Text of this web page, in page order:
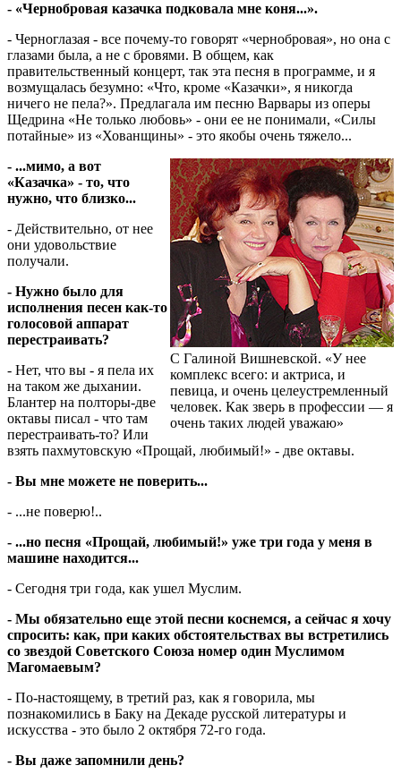
- «Чернобровая казачка подковала мне коня...».
- Черноглазая - все почему-то говорят «чернобровая», но она с
глазами была, а не с бровями. В общем, как
правительственный концерт, так эта песня в программе, и я
возмущалась безумно: «Что, кроме «Казачки», я никогда
ничего не пела?». Предлагала им песню Варвары из оперы
Щедрина «Не только любовь» - они ее не понимали, «Силы
потайные» из «Хованщины» - это якобы очень тяжело...
С Галиной Вишневской. «У нее
комплекс всего: и актриса, и
певица, и очень целеустремленный
человек. Как зверь в профессии — я
очень таких людей уважаю»
- ...мимо, а вот
«Казачка» - то, что
нужно, что близко...
- Действительно, от нее
они удовольствие
получали.
- Нужно было для
исполнения песен как-то
голосовой аппарат
перестраивать?
- Нет, что вы - я пела их
на таком же дыхании.
Блантер на полторы-две
октавы писал - что там
перестраивать-то? Или
взять пахмутовскую «Прощай, любимый!» - две октавы.
- Вы мне можете не поверить...
- ...не поверю!..
- ...но песня «Прощай, любимый!» уже три года у меня в
машине находится...
- Сегодня три года, как ушел Муслим.
- Мы обязательно еще этой песни коснемся, а сейчас я хочу
спросить: как, при каких обстоятельствах вы встретились
со звездой Советского Союза номер один Муслимом
Магомаевым?
- По-настоящему, в третий раз, как я говорила, мы
познакомились в Баку на Декаде русской литературы и
искусства - это было 2 октября 72-го года.
- Вы даже запомнили день?